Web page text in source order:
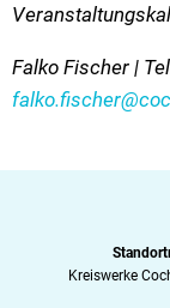
Falko Fischer |
Kreiswerke